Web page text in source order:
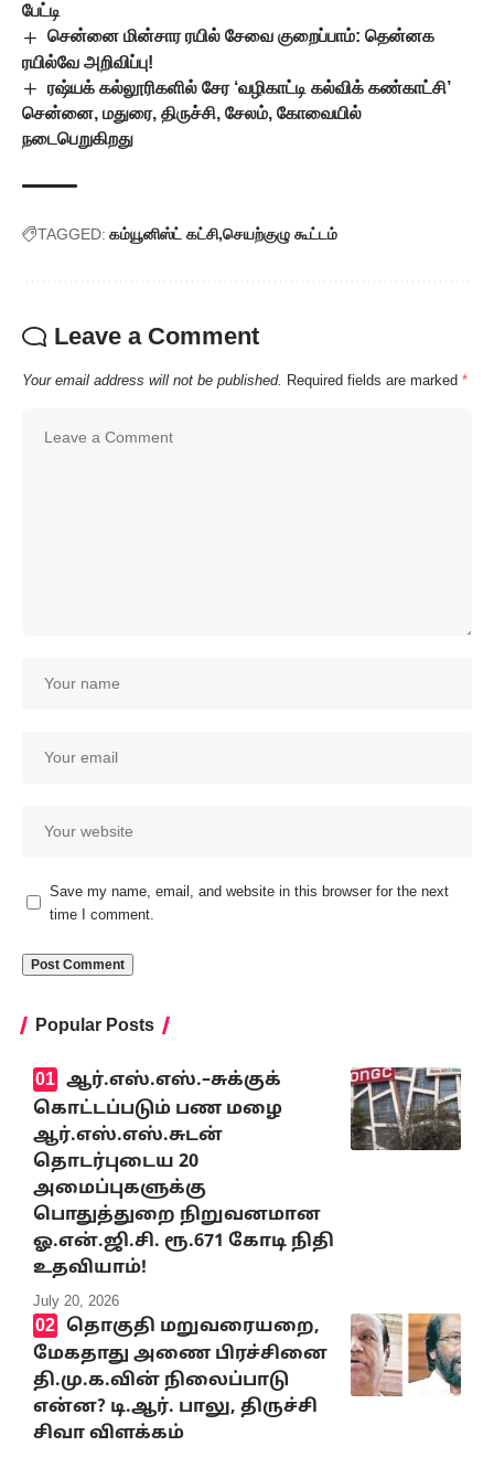
பேட்டி
சென்னை மின்சார ரயில் சேவை குறைப்பாம்: தென்னக
ரயில்வே அறிவிப்பு!
ரஷ்யக் கல்லூரிகளில் சேர ‘வழிகாட்டி கல்விக் கண்காட்சி’
சென்னை, மதுரை, திருச்சி, சேலம், கோவையில்
நடைபெறுகிறது
TAGGED: கம்யூனிஸ்ட் கட்சி செயற்குழு கூட்டம்
Leave a Comment
Your email address will not be published. Required fields are marked *
Save my name, email, and website in this browser for the next
time I comment.
Popular Posts
ஆர்.எஸ்.எஸ்.–சுக்குக்
கொட்டப்படும் பண மழை
ஆர்.எஸ்.எஸ்.சுடன்
தொடர்புடைய 20
அமைப்புகளுக்கு
பொதுத்துறை நிறுவனமான
ஓ.என்.ஜி.சி. ரூ.671 கோடி நிதி
உதவியாம்!
July 20, 2026
தொகுதி மறுவரையறை,
மேகதாது அணை பிரச்சினை
தி.மு.க.வின் நிலைப்பாடு
என்ன? டி.ஆர். பாலு, திருச்சி
சிவா விளக்கம்